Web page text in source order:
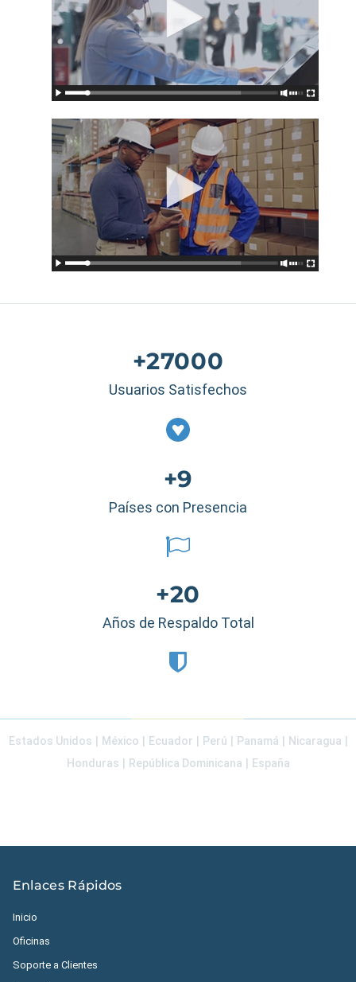
+27000
Usuarios Satisfechos
+9
Países con Presencia
+20
Años de Respaldo Total
Estados Unidos México Ecuador Perú Panamá Nicaragua
Honduras
República Dominicana España
Enlaces Rápidos
Inicio
Oficinas
Soporte a Clientes